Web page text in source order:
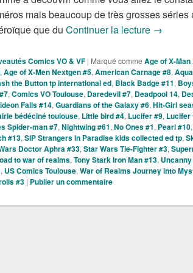
mais beaucoup de très grosses séries
que du Continuer la lecture Sorties
→
Comics VO & VF | Marqué comme Age of X-
, Age of X-Men Nextgen #5, American Carnage #8,
the Button tp international ed, Black Badge #11,
, Comics VO Toulouse, Daredevil #7, Deadpool 14,
Falls #14, Guardians of the Galaxy #6, Hit-Girl
bédéciné toulouse, Little bird #4, Lucifer #9, Lucifer
Spider-man #7, Nightwing #61, No Ones #1, Pearl #10,
#13, SIP Strangers in Paradise kids collected ed tp,
Doctor Aphra #33, Star Wars Tie-Fighter #3,
to war of realms, Tony Stark Iron Man #13,
, US Comics Toulouse, War of Realms Journey into
#3 | Publier un commentaire